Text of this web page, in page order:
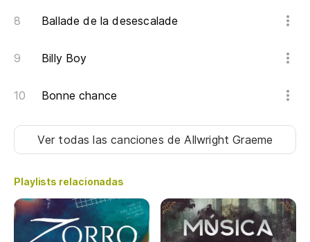
Ballade de la desescalade
Billy Boy
Bonne chance
Ver todas las canciones de Allwright Graeme
Playlists relacionadas